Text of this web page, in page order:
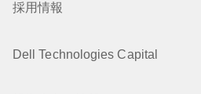
採用情報
Dell Technologies Capital